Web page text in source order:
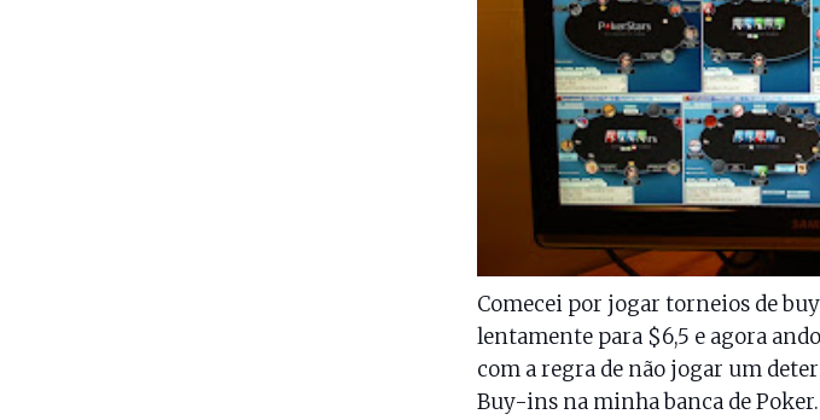
Comecei por jogar torneios de
lentamente para $6,5 e agora
com a regra de não jogar um
Buy-ins na minha banca de